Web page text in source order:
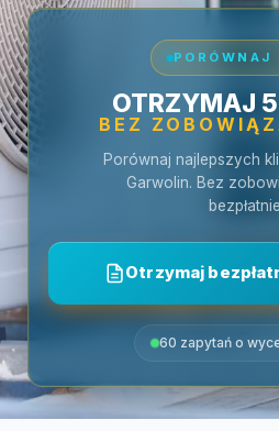
PORÓWNAJ
OTRZYMAJ
BEZ
Porównaj najlepszych
Garwolin. Bez
Otrzymaj
60 zapytań o